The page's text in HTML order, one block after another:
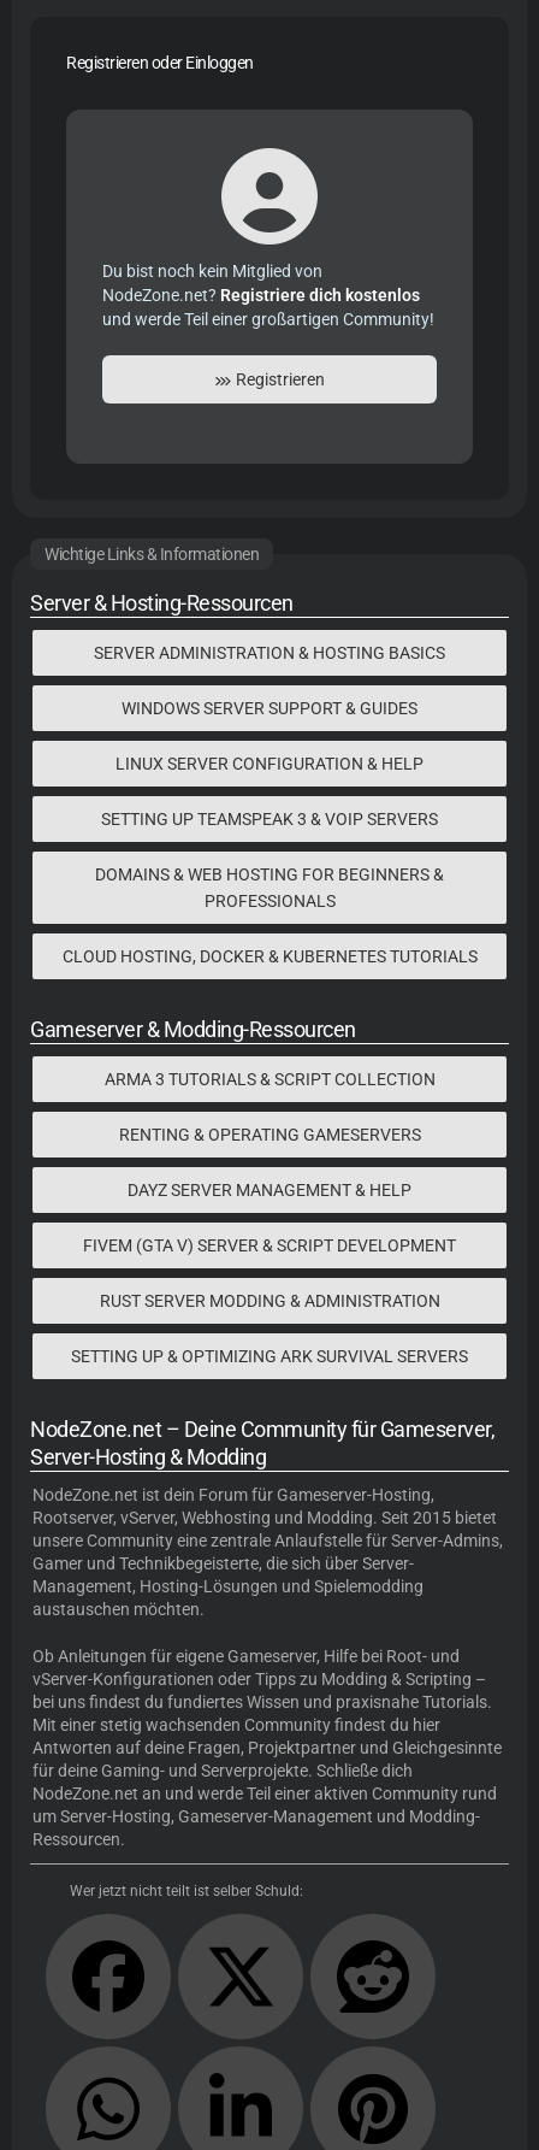
Registrieren oder Einloggen
Du bist noch kein Mitglied von
NodeZone.net? Registriere dich kostenlos
und werde Teil einer großartigen Community!
Registrieren
Wichtige Links & Informationen
Server & Hosting-Ressourcen
SERVER ADMINISTRATION & HOSTING BASICS
WINDOWS SERVER SUPPORT & GUIDES
LINUX SERVER CONFIGURATION & HELP
SETTING UP TEAMSPEAK 3 & VOIP SERVERS
DOMAINS & WEB HOSTING FOR BEGINNERS &
PROFESSIONALS
CLOUD HOSTING, DOCKER & KUBERNETES TUTORIALS
Gameserver & Modding-Ressourcen
ARMA 3 TUTORIALS & SCRIPT COLLECTION
RENTING & OPERATING GAMESERVERS
DAYZ SERVER MANAGEMENT & HELP
FIVEM (GTA V) SERVER & SCRIPT DEVELOPMENT
RUST SERVER MODDING & ADMINISTRATION
SETTING UP & OPTIMIZING ARK SURVIVAL SERVERS
NodeZone.net – Deine Community für Gameserver,
Server-Hosting & Modding
NodeZone.net ist dein Forum für Gameserver-Hosting,
Rootserver, vServer, Webhosting und Modding. Seit 2015 bietet
unsere Community eine zentrale Anlaufstelle für Server-Admins,
Gamer und Technikbegeisterte, die sich über Server-
Management, Hosting-Lösungen und Spielemodding
austauschen möchten.
Ob Anleitungen für eigene Gameserver, Hilfe bei Root- und
vServer-Konfigurationen oder Tipps zu Modding & Scripting –
bei uns findest du fundiertes Wissen und praxisnahe Tutorials.
Mit einer stetig wachsenden Community findest du hier
Antworten auf deine Fragen, Projektpartner und Gleichgesinnte
für deine Gaming- und Serverprojekte. Schließe dich
NodeZone.net an und werde Teil einer aktiven Community rund
um Server-Hosting, Gameserver-Management und Modding-
Ressourcen.
Wer jetzt nicht teilt ist selber Schuld: